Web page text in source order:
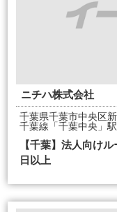
ニチハ株式会社
千葉県千葉市中央区
千葉線「千葉中央」
【千葉】法人向け
日以上